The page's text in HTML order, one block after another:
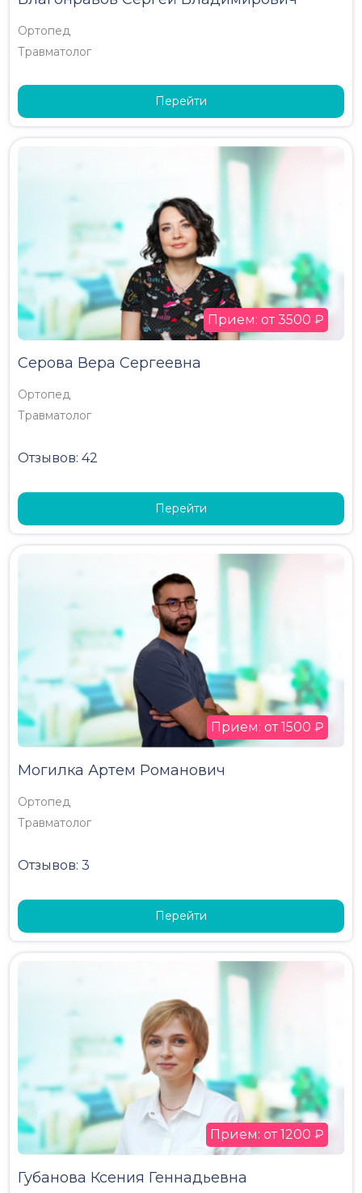
Ортопед
Травматолог
Перейти
Серова Вера Сергеевна
Ортопед
Травматолог
Отзывов: 42
Прием: от 3500 ₽
Перейти
Могилка Артем Романович
Ортопед
Травматолог
Отзывов: 3
Прием: от 1500 ₽
Перейти
Губанова Ксения Геннадьевна
Прием: от 1200 ₽